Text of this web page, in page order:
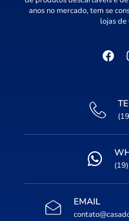
anos no mercado, tem se
lojas de
EMAIL